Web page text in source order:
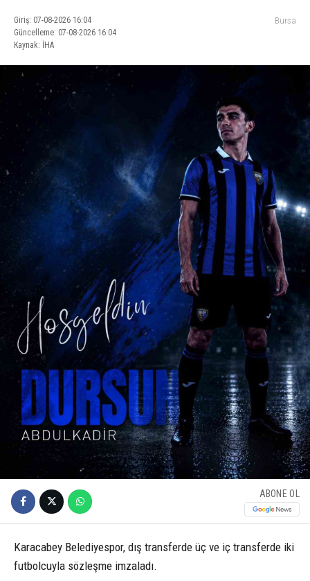
Giriş: 07-08-2026 16:04
Güncelleme: 07-08-2026 16:04
Kaynak: İHA
Bursa
ABONE OL
Karacabey Belediyespor, dış transferde üç ve iç transferde iki
futbolcuyla sözleşme imzaladı.